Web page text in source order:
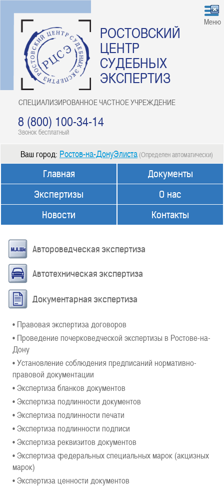
РОСТОВСКИЙ
ЦЕНТР
СУДЕБНЫХ
ЭКСПЕРТИЗ
СПЕЦИАЛИЗИРОВАННОЕ ЧАСТНОЕ УЧРЕЖДЕНИЕ
8 (800) 100-34-14
Звонок бесплатный
Меню
Ваш город: Ростов-на-ДонуЭлиста (Определен автоматически)
Главная
Экспертизы
Новости
Документы
О нас
Контакты
Автороведческая экспертиза
Автотехническая экспертиза
Документарная экспертиза
• Правовая экспертиза договоров
• Проведение почерковедческой экспертизы в Ростове-на-
Дону
• Установление соблюдения предписаний нормативно-
правовой документации
• Экспертиза бланков документов
• Экспертиза подлинности документов
• Экспертиза подлинности печати
• Экспертиза подлинности подписи
• Экспертиза реквизитов документов
• Экспертиза федеральных специальных марок (акцизных
марок)
• Экспертиза ценности документов